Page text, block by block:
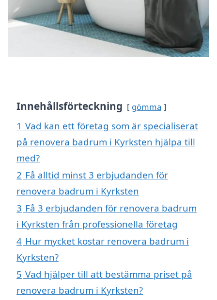
Innehållsförteckning gömma
1 Vad kan ett företag som är specialiserat
på renovera badrum i Kyrksten hjälpa till
med?
2 Få alltid minst 3 erbjudanden för
renovera badrum i Kyrksten
3 Få 3 erbjudanden för renovera badrum
i Kyrksten från professionella företag
4 Hur mycket kostar renovera badrum i
Kyrksten?
5 Vad hjälper till att bestämma priset på
renovera badrum i Kyrksten?